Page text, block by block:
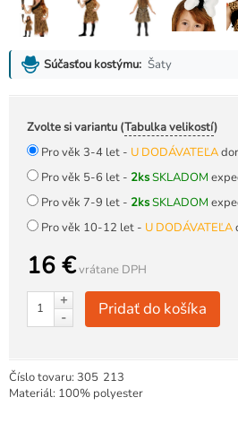
Súčasťou kostýmu: Šaty
Zvolte si variantu (Tabulka velikostí)
Pro věk 3-4 let - U DODÁVATEĽA
Pro věk 5-6 let - 2ksSKLADOM
Pro věk 7-9 let - 2ksSKLADOM
Pro věk 10-12 let - U DODÁVATEĽA
16 €vrátane DPH
+
-
Pridať do košíka
Číslo tovaru: 305 213
Materiál: 100% polyester